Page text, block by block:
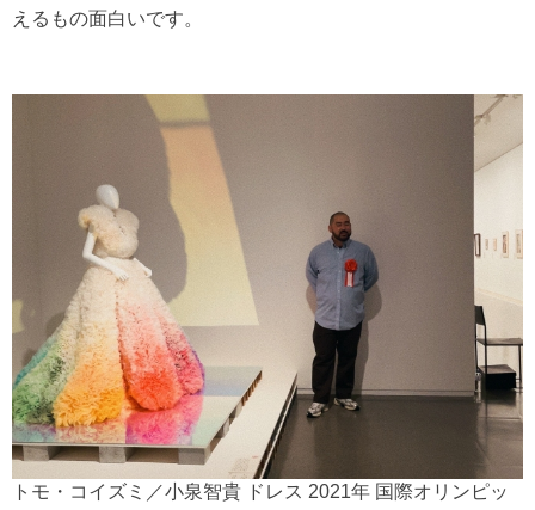
えるもの面白いです。
トモ・コイズミ／小泉智貴 ドレス 2021年 国際オリンピッ